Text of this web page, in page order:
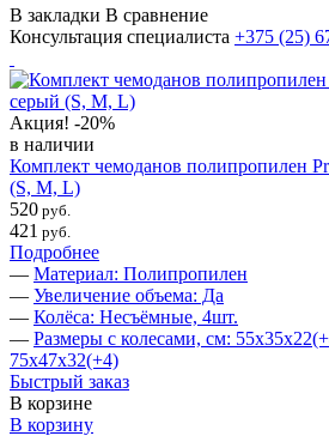
В закладки В сравнение
Консультация специалиста +375 (25)
Акция! -20%
в наличии
Комплект чемоданов полипропилен
(S, M, L)
520 руб.
421 руб.
Подробнее
— Материал: Полипропилен
— Увеличение объема: Да
— Колёса: Несъёмные, 4шт.
— Размеры с колесами, см:
75х47х32(+4)
Быстрый заказ
В корзине
В корзину